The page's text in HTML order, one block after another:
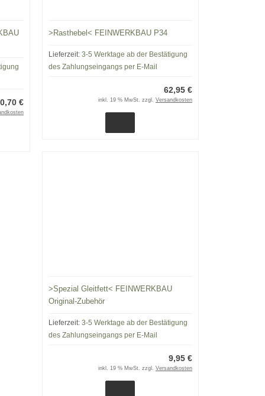
0,70 €
>Rasthebel< FEINWERKBAU P34
Lieferzeit: 3-5 Werktage ab der Bestätigung
des Zahlungseingangs per E-Mail
62,95 €
inkl. 19 % MwSt. zzgl. Versandkosten
>Spezial Gleitfett< FEINWERKBAU
Original-Zubehör
Lieferzeit: 3-5 Werktage ab der Bestätigung
des Zahlungseingangs per E-Mail
9,95 €
inkl. 19 % MwSt. zzgl. Versandkosten